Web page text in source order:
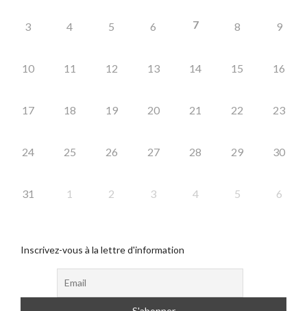
3 4 5 6 7 8 9
10 11 12 13 14 15 16
17 18 19 20 21 22 23
24 25 26 27 28 29 30
31 1 2 3 4 5 6
Inscrivez-vous à la lettre d'information